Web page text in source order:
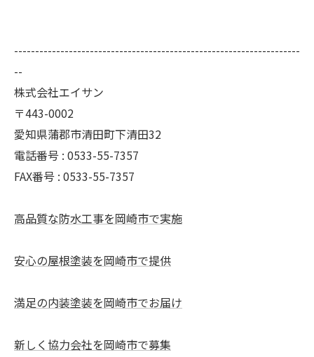
--------------------------------------------------------------------
--
株式会社エイサン
〒443-0002
愛知県蒲郡市清田町下清田32
電話番号 : 0533-55-7357
FAX番号 : 0533-55-7357
高品質な防水工事を岡崎市で実施
安心の屋根塗装を岡崎市で提供
満足の内装塗装を岡崎市でお届け
新しく協力会社を岡崎市で募集